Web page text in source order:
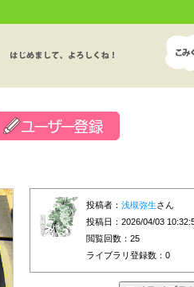
投稿者： 浅槻弥生さん
投稿日：2026/04/03
閲覧回数：25
ライブラリ登録数： 0